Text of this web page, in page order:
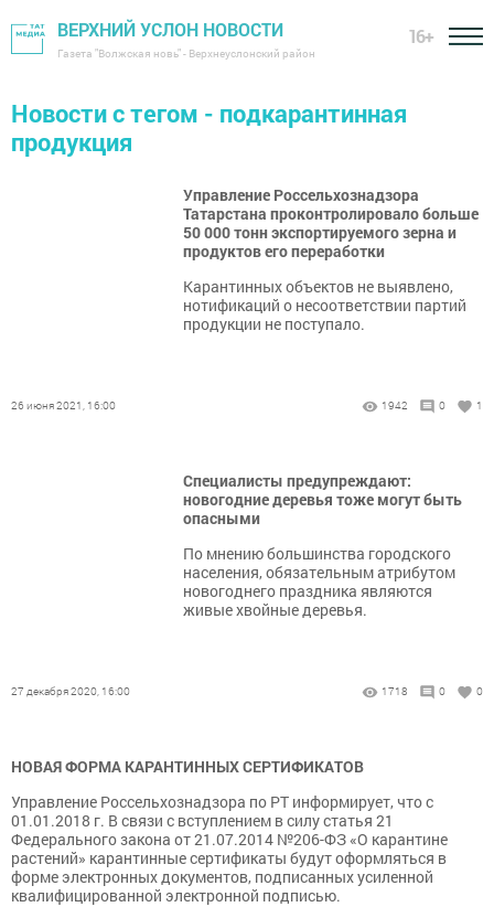
ВЕРХНИЙ УСЛОН НОВОСТИ
Газета "Волжская новь" - Верхнеуслонский район
16+
Новости с тегом - подкарантинная
продукция
Управление Россельхознадзора
Татарстана проконтролировало больше
50 000 тонн экспортируемого зерна и
продуктов его переработки
Карантинных объектов не выявлено,
нотификаций о несоответствии партий
продукции не поступало.
26 июня 2021, 16:00 1942 0 1
Специалисты предупреждают:
новогодние деревья тоже могут быть
опасными
По мнению большинства городского
населения, обязательным атрибутом
новогоднего праздника являются
живые хвойные деревья.
27 декабря 2020, 16:00 1718 0 0
НОВАЯ ФОРМА КАРАНТИННЫХ СЕРТИФИКАТОВ
Управление Россельхознадзора по РТ информирует, что с
01.01.2018 г. В связи с вступлением в силу статья 21
Федерального закона от 21.07.2014 №206-ФЗ «О карантине
растений» карантинные сертификаты будут оформляться в
форме электронных документов, подписанных усиленной
квалифицированной электронной подписью.